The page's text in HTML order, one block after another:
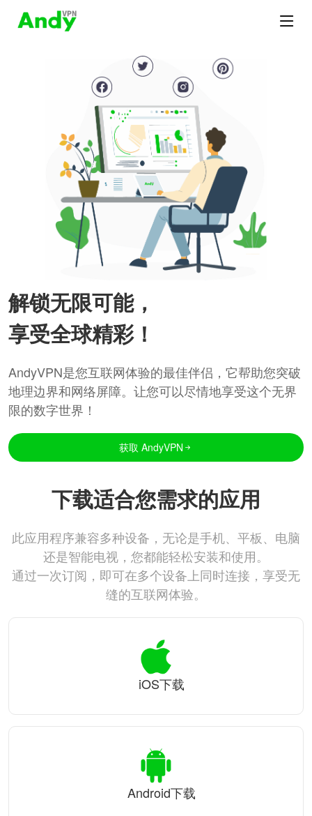
解锁无限可能，
享受全球精彩！
AndyVPN是您互联网体验的最佳伴侣，它帮助您突破
地理边界和网络屏障。让您可以尽情地享受这个无界
限的数字世界！
获取 AndyVPN
下载适合您需求的应用
此应用程序兼容多种设备，无论是手机、平板、电脑
还是智能电视，您都能轻松安装和使用。
通过一次订阅，即可在多个设备上同时连接，享受无
缝的互联网体验。
iOS下载
Android下载